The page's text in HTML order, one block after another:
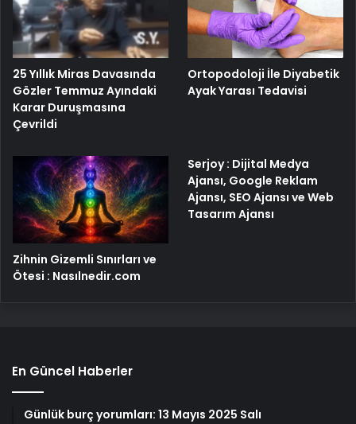
25 Yıllık Miras Davasında
Gözler Temmuz Ayındaki
Karar Duruşmasına
Çevrildi
Ortopodoloji İle Diyabetik
Ayak Yarası Tedavisi
Zihnin Gizemli Sınırları ve
Ötesi : Nasılnedir.com
Serjoy : Dijital Medya
Ajansı, Google Reklam
Ajansı, SEO Ajansı ve Web
Tasarım Ajansı
En Güncel Haberler
Günlük burç yorumları: 13 Mayıs 2025 Salı